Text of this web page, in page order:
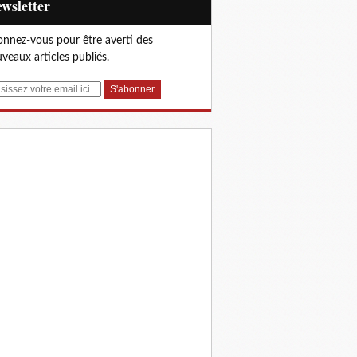
vous pour être averti des
articles publiés.